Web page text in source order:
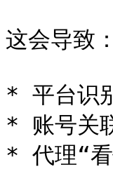
这会导致：
* 平台识
* 账号关
* 代理“看